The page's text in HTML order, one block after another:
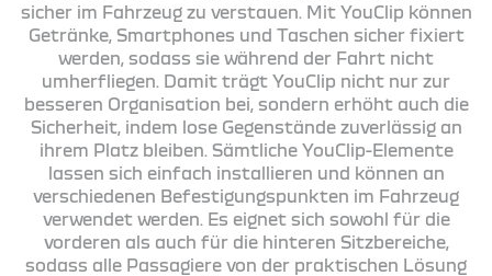
sicher im Fahrzeug zu verstauen. Mit YouClip können
Getränke, Smartphones und Taschen sicher fixiert
werden, sodass sie während der Fahrt nicht
umherfliegen. Damit trägt YouClip nicht nur zur
besseren Organisation bei, sondern erhöht auch die
Sicherheit, indem lose Gegenstände zuverlässig an
ihrem Platz bleiben. Sämtliche YouClip-Elemente
lassen sich einfach installieren und können an
verschiedenen Befestigungspunkten im Fahrzeug
verwendet werden. Es eignet sich sowohl für die
vorderen als auch für die hinteren Sitzbereiche,
sodass alle Passagiere von der praktischen Lösung